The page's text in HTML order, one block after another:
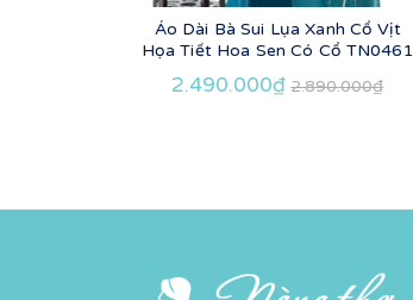
Áo Dài Bà Sui Lụa Xanh Cổ Vịt
Họa Tiết Hoa Sen Có Cổ TN0461
2.490.000₫ 2.890.000₫